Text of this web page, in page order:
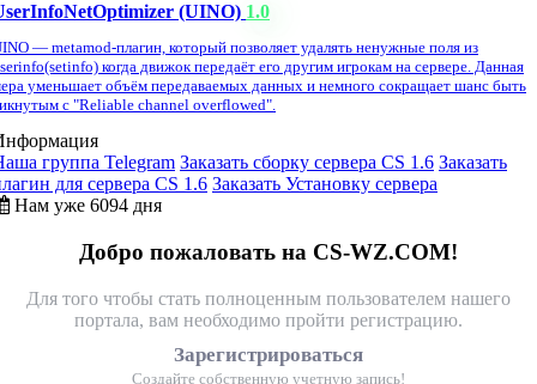
(UINO) 1.0
— metamod-плагин, который позволяет удалять ненужные поля из
когда движок передаёт его другим игрокам на сервере. Данная
уменьшает объём передаваемых данных и немного сокращает шанс быть
с "Reliable channel overflowed".
группа Telegram Заказать сборку сервера CS 1.6 Заказать
для сервера CS 1.6 Заказать Установку сервера
Нам уже 6094 дня
Добро пожаловать на CS-WZ.COM!
Для того чтобы стать полноценным пользователем нашего
портала, вам необходимо пройти регистрацию.
Зарегистрироваться
Создайте собственную учетную запись!